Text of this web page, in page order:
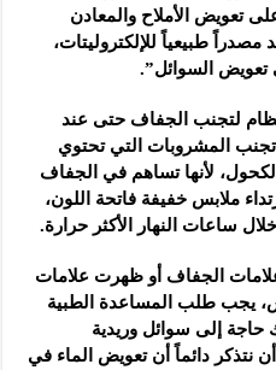
تعويض الأملاح والمعادن
مصدراً طبيعياً للإلكتروليتات،
تعويض السوائل”.
لتجنب الجفاف حتى عند
المشروبات التي تحتوي
لأنها تساهم في الجفاف
ملابس خفيفة فاتحة اللون،
ساعات النهار الأكثر حرارة.
الجفاف أو ظهرت علامات
يجب طلب المساعدة الطبية
حاجة إلى سوائل وريدية
نتذكر دائماً أن تعويض الماء في